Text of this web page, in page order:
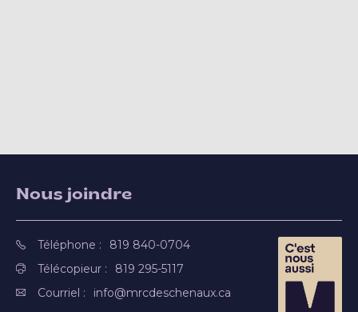
Nous joindre
Téléphone :
819 840-0704
Télécopieur :
819 295-5117
Courriel :
info@mrcdeschenaux.ca